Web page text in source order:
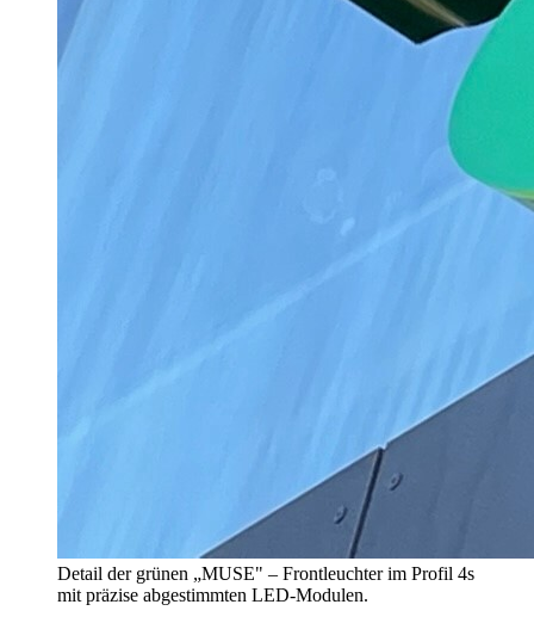
Detail der grünen „MUSE" – Frontleuchter im Profil 4s
mit präzise abgestimmten LED-Modulen.